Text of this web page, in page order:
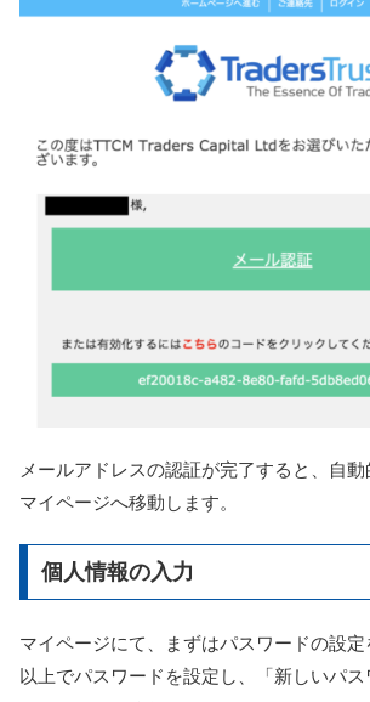
メールアドレスの認証が完了すると、自
マイページへ移動します。
個人情報の入力
マイページにて、まずはパスワードの設
以上でパスワードを設定し、「新しいパ